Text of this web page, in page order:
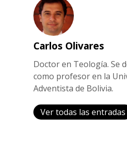
Carlos Olivares
Doctor en Teología. Se
como profesor en la
Adventista de Bolivia.
Ver todas las entradas